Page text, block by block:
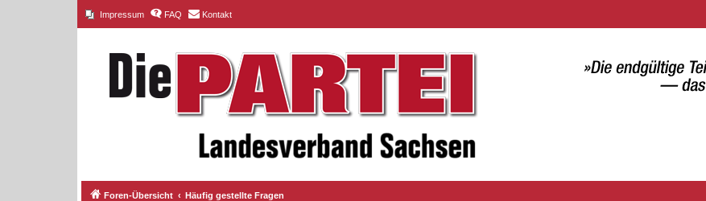
Impressum FAQ Kontakt
Foren-Übersicht Häufig gestellte Fragen